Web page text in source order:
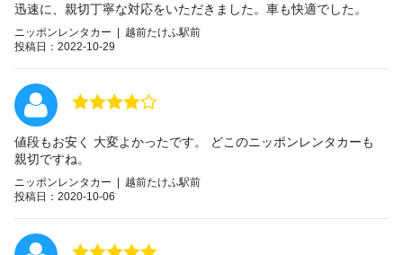
迅速に、親切丁寧な対応をいただきました。車も快適でした。
ニッポンレンタカー | 越前たけふ駅前
投稿日：2022-10-29
値段もお安く 大変よかったです。 どこのニッポンレンタカーも
親切ですね。
ニッポンレンタカー | 越前たけふ駅前
投稿日：2020-10-06